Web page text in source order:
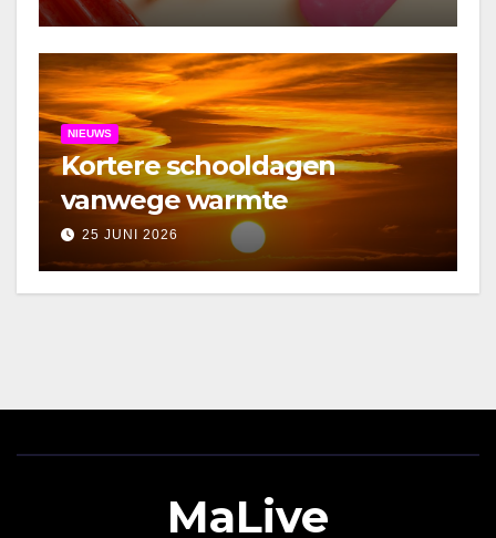
NIEUWS
Kortere schooldagen
vanwege warmte
25 JUNI 2026
MaLive